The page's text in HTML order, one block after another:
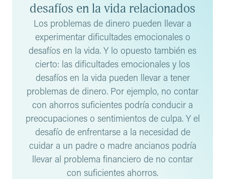
Desafortunadamente, nuestra forma de percibir y
responder a los desafíos relacionados con el dinero
puede empeorar los problemas de dinero.Tareas como
abrir una cuenta bancaria, ver los estados de cuenta o
simplemente hablar sobre dinero les pueden causar estrés
a las personas, y hacer que eviten abordar de forma eficaz
las áreas que les resultan difíciles. Los problemas de
dinero también podrían conducir a desarrollar
condiciones graves como la depresión o una baja
autoestima, que dificultan aún más lidiar con los
problemas, y en el peor de los casos, podrían derivar en
pensamientos autolesivos.
En algunos casos, los problemas de dinero son
resultado de una situación de abuso económico.
desafíos en la vida relacionados
Los problemas de dinero pueden llevar a
experimentar dificultades emocionales o
desafíos en la vida. Y lo opuesto también es
cierto: las dificultades emocionales y los
desafíos en la vida pueden llevar a tener
problemas de dinero. Por ejemplo, no contar
con ahorros suficientes podría conducir a
preocupaciones o sentimientos de culpa. Y el
desafío de enfrentarse a la necesidad de
cuidar a un padre o madre ancianos podría
llevar al problema financiero de no contar
con suficientes ahorros.